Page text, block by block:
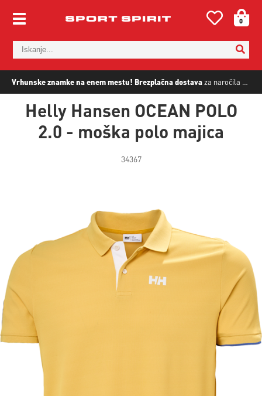
Vrhunske znamke na enem mestu! Brezplačna dostavaza naročila nad
0
Helly Hansen OCEAN POLO
2.0 - moška polo majica
34367